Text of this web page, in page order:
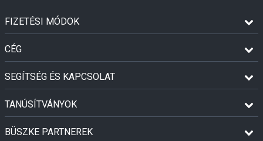
FIZETÉSI MÓDOK
CÉG
SEGÍTSÉG ÉS KAPCSOLAT
TANÚSÍTVÁNYOK
BÜSZKE PARTNEREK